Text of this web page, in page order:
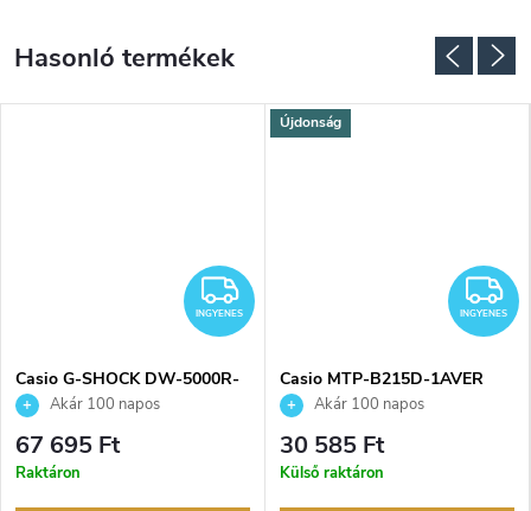
INGYENES
INGYENES
Casio G-SHOCK DW-5000R-
1AER karóra
Akár 100 napos
visszaküldési lehetőség. Hivatalos
márkakereskedő.
67 695 Ft
Raktáron
Újdonság
INGYENES
Casio MTP-B215D-1AVER
karóraAkár 100 napos
visszaküldési lehetőség. Hivatalos
márkakereskedő.
30 585 Ft
Külső raktáron